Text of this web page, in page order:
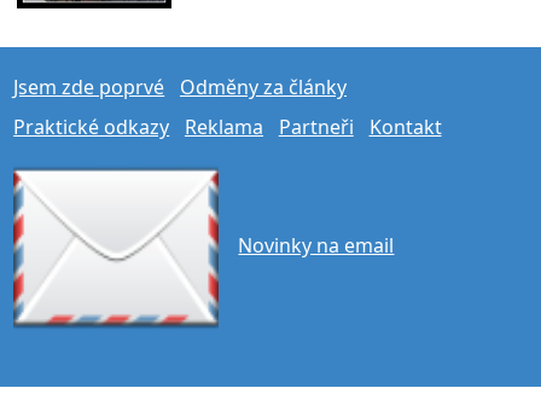
Jsem zde poprvé
Odměny za články
Praktické odkazy
Reklama Partneři Kontakt
Novinky na email